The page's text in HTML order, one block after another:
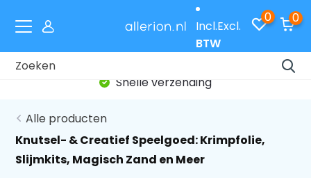
Incl.Excl.
BTW
0 0
Snelle verzending
Alle producten
Knutsel- & Creatief Speelgoed: Krimpfolie,
Slijmkits, Magisch Zand en Meer